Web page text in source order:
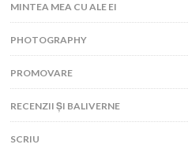
MINTEA MEA CU ALE EI
PHOTOGRAPHY
PROMOVARE
RECENZII ȘI BALIVERNE
SCRIU